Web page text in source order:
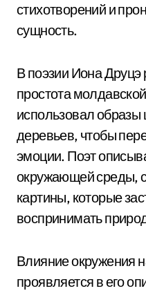
стихотворений и
сущность.
В поэзии Иона Друцэ
простота
использовал образы
деревьев, чтобы
эмоции. Поэт
окружающей среды,
картины, которые
воспринимать
Влияние окружения
проявляется в его